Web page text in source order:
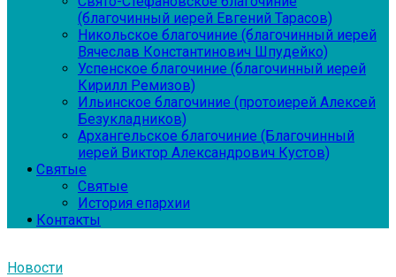
(благочинный иерей Евгений Тарасов)
Никольское благочиние (благочинный иерей
Вячеслав Константинович Шпудейко)
Успенское благочиние (благочинный иерей
Кирилл Ремизов)
Ильинское благочиние (протоиерей Алексей
Безукладников)
Архангельское благочиние (Благочинный
иерей Виктор Александрович Кустов)
Святые
Святые
История епархии
Контакты
Новости